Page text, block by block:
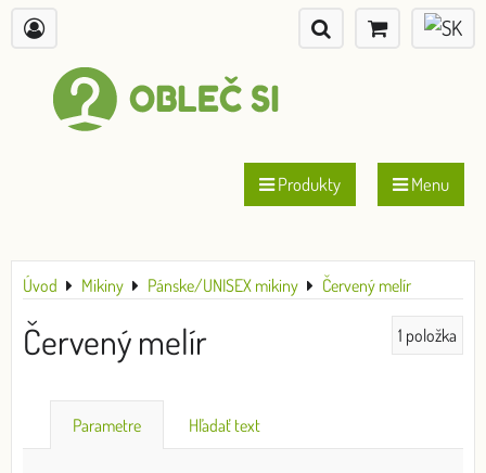
Produkty Menu
Úvod Mikiny Pánske/UNISEX mikiny Červený melír
Červený melír 1 položka
Parametre Hľadať text